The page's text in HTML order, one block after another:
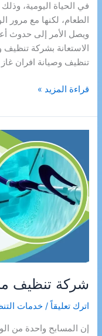
في الحياة اليومية،
الطعام، لكنها مع مرور
ويصل الأمر إلى حدوث
الاستعانة بشركة
تنظيف وصيانة افران غاز
شركة
وصيانة
افران
بجازان
قراءة المزيد »
شركة تنظيف
اترك تعليقاً /خدمات
إن المسابح واحدة من